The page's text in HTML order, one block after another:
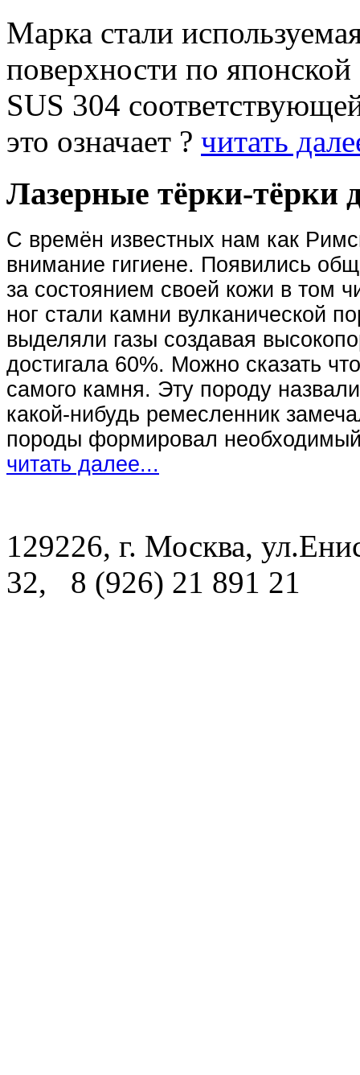
Марка стали
поверхности по
SUS 304
это означает ? читать
Лазерные тёрки-тёрки
С времён известных нам как
внимание гигиене. Появились
за состоянием своей кожи в том
ног стали камни вулканической
выделяли газы создавая
достигала 60%. Можно сказать
самого камня. Эту породу
какой-нибудь ремесленник
породы формировал
читать далее...
129226, г. Москва,
32, 8 (926) 21 891 21